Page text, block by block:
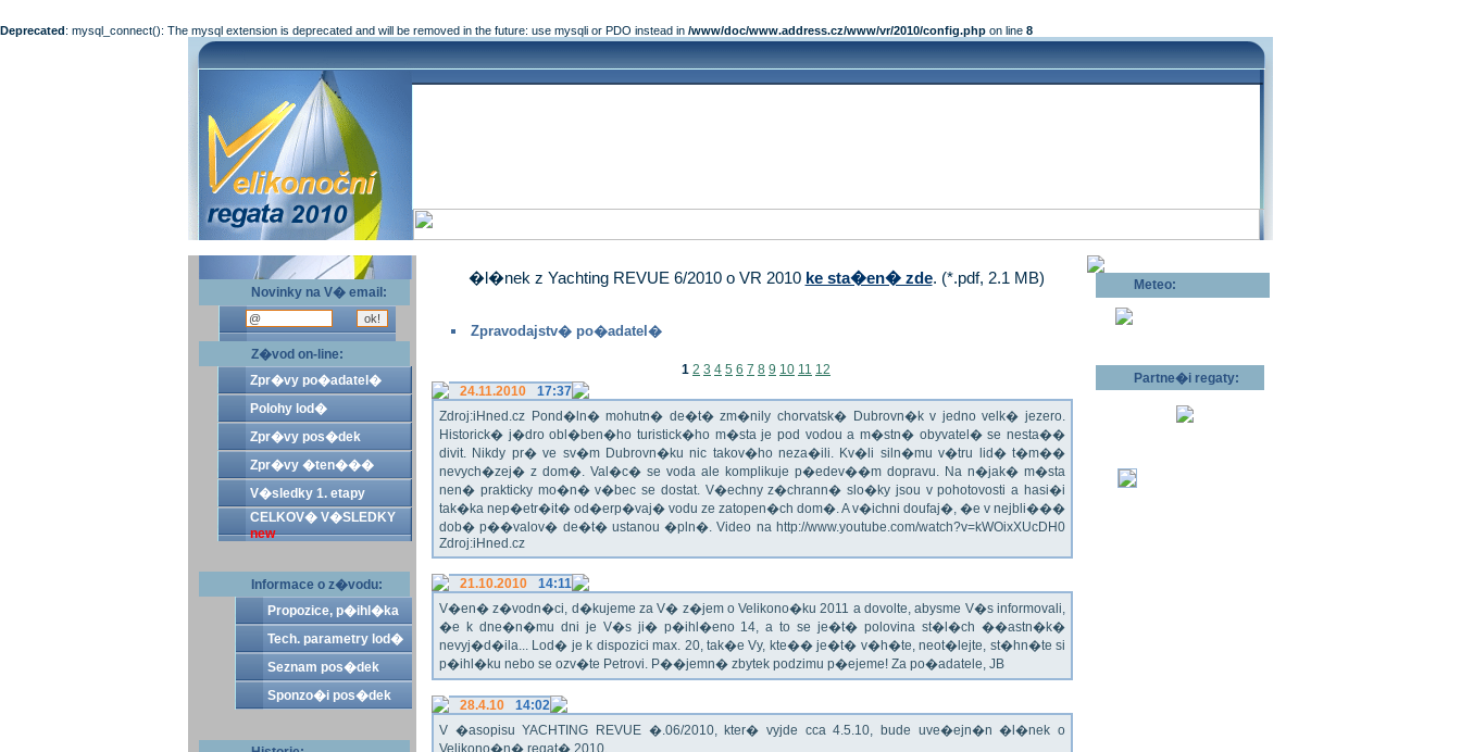
Deprecated: mysql_connect(): The mysql extension is deprecated and will be removed in the future: use mysqli or PDO instead in /www/doc/www.address.cz/www/vr/2010/config.php on line 8
Novinky na V� email:
Z�vod on-line:
Zpr�vy po�adatel�
Polohy lod�
Zpr�vy pos�dek
Zpr�vy �ten���
V�sledky 1. etapy
CELKOV� V�SLEDKY
new
Informace o z�vodu:
Propozice, p�ihl�ka
Tech. parametry lod�
Seznam pos�dek
Sponzo�i pos�dek
�l�nek z Yachting REVUE 6/2010 o VR 2010 ke sta�en� zde. (*.pdf, 2.1 MB)
Zpravodajstv� po�adatel�
1 2 3 4 5 6 7 8 9 10 11 12
24.11.2010
17:37
Zdroj:iHned.cz Pond�ln� mohutn� de�t� zm�nily chorvatsk� Dubrovn�k v jedno velk� jezero.
Historick� j�dro obl�ben�ho turistick�ho m�sta je pod vodou a m�stn� obyvatel� se nesta��
divit. Nikdy pr� ve sv�m Dubrovn�ku nic takov�ho neza�ili. Kv�li siln�mu v�tru lid� t�m��
nevych�zej� z dom�. Val�c� se voda ale komplikuje p�edev��m dopravu. Na n�jak� m�sta
nen� prakticky mo�n� v�bec se dostat. V�echny z�chrann� slo�ky jsou v pohotovosti a hasi�i
tak�ka nep�etr�it� od�erp�vaj� vodu ze zatopen�ch dom�. A v�ichni doufaj�, �e v nejbli���
dob� p��valov� de�t� ustanou �pln�. Video na http://www.youtube.com/watch?v=kWOixXUcDH0
Zdroj:iHned.cz
21.10.2010
14:11
V�en� z�vodn�ci, d�kujeme za V� z�jem o Velikono�ku 2011 a dovolte, abysme V�s informovali,
�e k dne�n�mu dni je V�s ji� p�ihl�eno 14, a to se je�t� polovina st�l�ch ��astn�k�
nevyj�d�ila... Lod� je k dispozici max. 20, tak�e Vy, kte�� je�t� v�h�te, neot�lejte, st�hn�te si
p�ihl�ku nebo se ozv�te Petrovi. P��jemn� zbytek podzimu p�ejeme! Za po�adatele, JB
28.4.10
14:02
V �asopisu YACHTING REVUE �.06/2010, kter� vyjde cca 4.5.10, bude uve�ejn�n �l�nek o
Velikono�n� regat� 2010.
Meteo:
Partne�i regaty: